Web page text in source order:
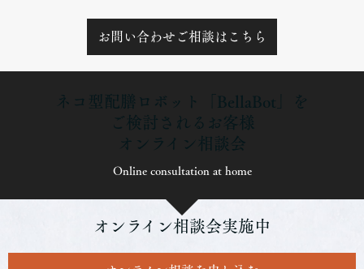
お問い合わせご相談はこちら
ネコ型配膳ロボット「BellaBot」を
ご検討されるお客様
オンライン相談会
Online consultation at home
オンライン相談会実施中